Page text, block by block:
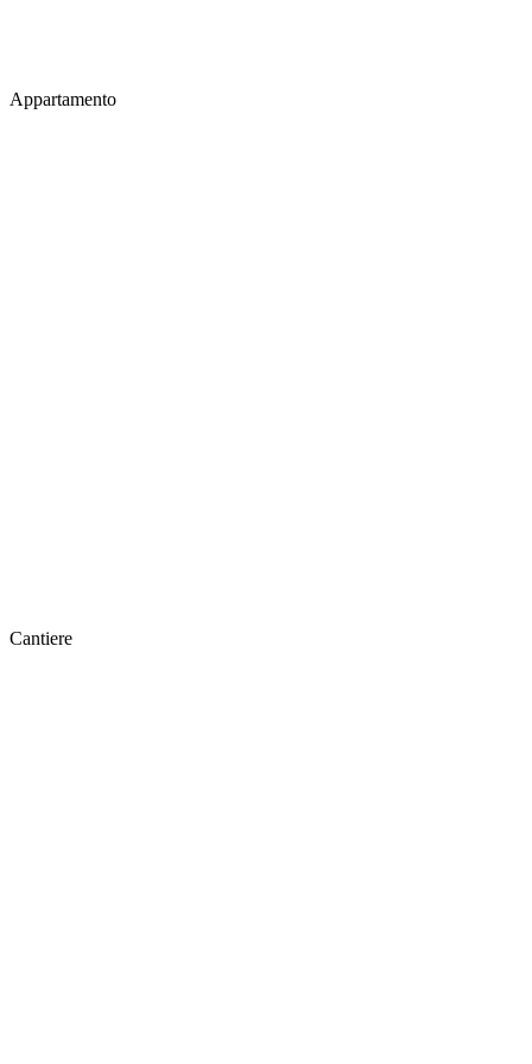
Appartamento
Cantiere